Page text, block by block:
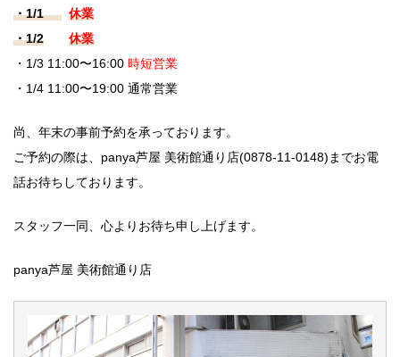
・1/1 休業
・1/2
休業
・1/3 11:00〜16:00 時短営業
・1/4 11:00〜19:00 通常営業
尚、年末の事前予約を承っております。
ご予約の際は、panya芦屋 美術館通り店(0878-11-0148)までお電
話お待ちしております。
スタッフ一同、心よりお待ち申し上げます。
panya芦屋 美術館通り店